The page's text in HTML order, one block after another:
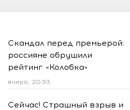
Скандал перед премьерой:
россияне обрушили
рейтинг «Колобка»
вчера, 20:53
Сейчас! Страшный взрыв и